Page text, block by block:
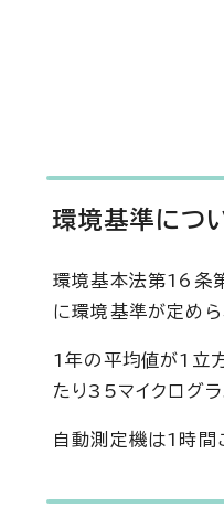
環境基準につ
環境基本法第16条
に環境基準が定めら
1年の平均値が1立
たり35マイクログ
自動測定機は1時間